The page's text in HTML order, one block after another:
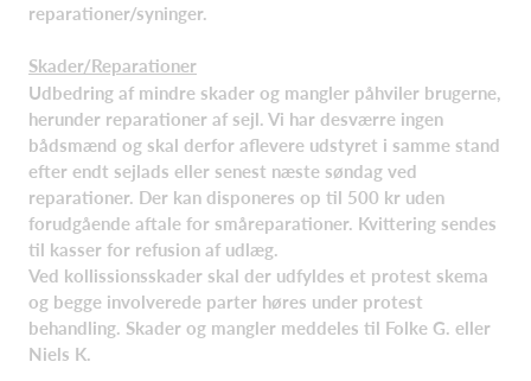
reparationer/syninger.
Skader/Reparationer
Udbedring af mindre skader og mangler påhviler brugerne,
herunder reparationer af sejl. Vi har desværre ingen
bådsmænd og skal derfor aflevere udstyret i samme stand
efter endt sejlads eller senest næste søndag ved
reparationer. Der kan disponeres op til 500 kr uden
forudgående aftale for småreparationer. Kvittering sendes
til kasser for refusion af udlæg.
Ved kollissionsskader skal der udfyldes et protest skema
og begge involverede parter høres under protest
behandling. Skader og mangler meddeles til Folke G. eller
Niels K.